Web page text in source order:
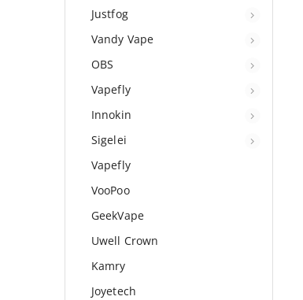
Justfog
Vandy Vape
OBS
Vapefly
Innokin
Sigelei
Vapefly
VooPoo
GeekVape
Uwell Crown
Kamry
Joyetech